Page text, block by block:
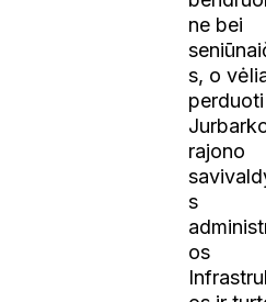
ne bei
s, o
perduoti
rajono
s
os